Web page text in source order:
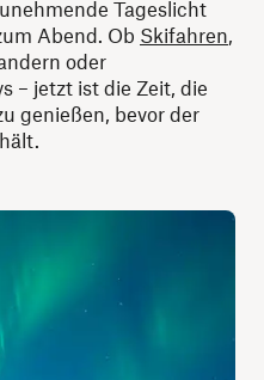
Tageslicht
Abend. Ob Skifahren,
oder
– jetzt ist die Zeit, die
genießen, bevor der